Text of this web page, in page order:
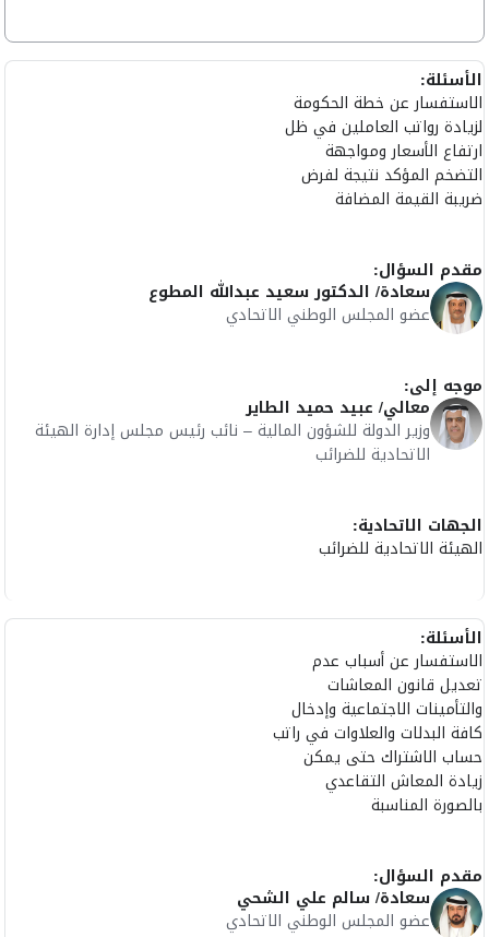
الأسئلة:
الاستفسار عن خطة الحكومة
لزيادة رواتب العاملين في ظل
ارتفاع الأسعار ومواجهة
التضخم المؤكد نتيجة لفرض
ضريبة القيمة المضافة
مقدم السؤال:
سعادة/ الدكتور سعيد عبدالله المطوع
عضو المجلس الوطني الاتحادي
موجه إلى:
معالي/ عبيد حميد الطاير
وزير الدولة للشؤون المالية – نائب رئيس مجلس إدارة الهيئة
الاتحادية للضرائب
الجهات الاتحادية:
الهيئة الاتحادية للضرائب
الأسئلة:
الاستفسار عن أسباب عدم
تعديل قانون المعاشات
والتأمينات الاجتماعية وإدخال
كافة البدلات والعلاوات في راتب
حساب الاشتراك حتى يمكن
زيادة المعاش التقاعدي
بالصورة المناسبة
مقدم السؤال:
سعادة/ سالم علي الشحي
عضو المجلس الوطني الاتحادي